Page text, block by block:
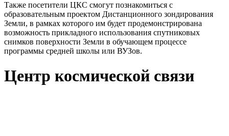
Также посетители ЦКС смогут познакомиться с
образовательным проектом Дистанционного зондирования
Земли, в рамках которого им будет продемонстрирована
возможность прикладного использования спутниковых
снимков поверхности Земли в обучающем процессе
программы средней школы или ВУЗов.
Центр космической связи